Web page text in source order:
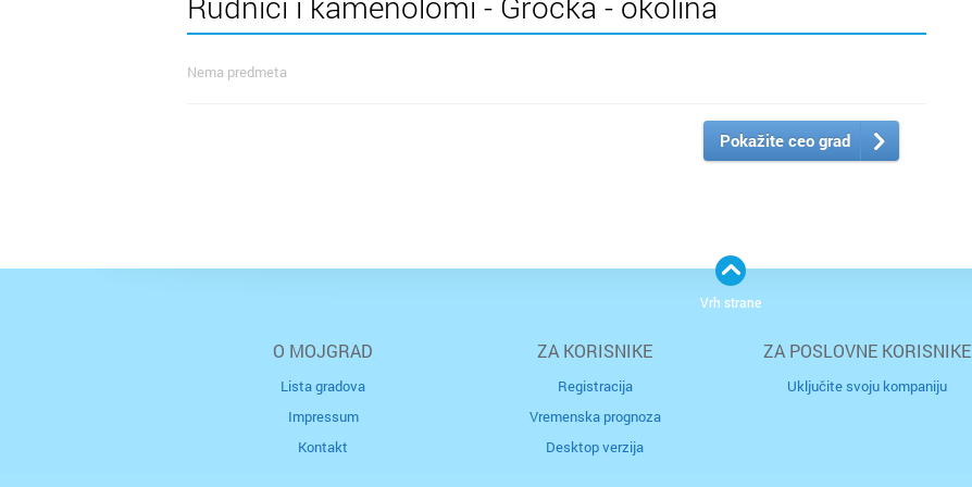
Nema predmeta
Pokažite ceo grad
O MOJGRAD
Lista gradova
Impressum
Kontakt
ZA KORISNIKE
Registracija
Vremenska prognoza
Desktop verzija
ZA POSLOVNE KORISNIKE
Uključite svoju kompaniju
Vrh strane